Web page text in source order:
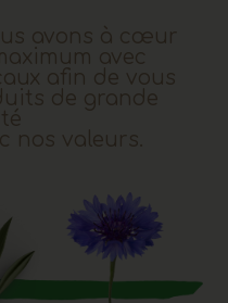
avons à cœur
avec
afin de vous
de grande
nos valeurs.